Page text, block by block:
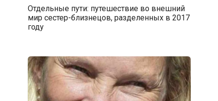
Отдельные пути: путешествие во внешний
мир сестер-близнецов, разделенных в 2017
году